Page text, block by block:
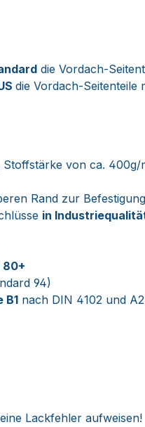
die Vordach-
die Vordach-Seitenteile
Stoffstärke von ca. 400g/
Rand zur
in
80+
94)
B1 nach DIN 4102 und
Lackfehler aufweisen!